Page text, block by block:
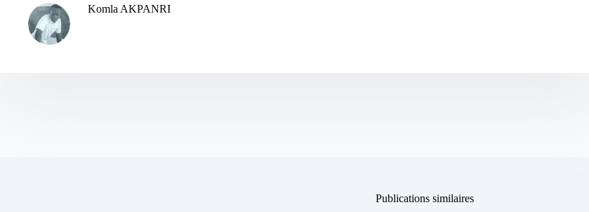
Komla AKPANRI
Publications similaires